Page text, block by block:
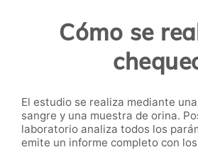
Cómo se
El estudio se realiza mediante
sangre y una muestra de orina.
laboratorio analiza todos los
emite un informe completo con